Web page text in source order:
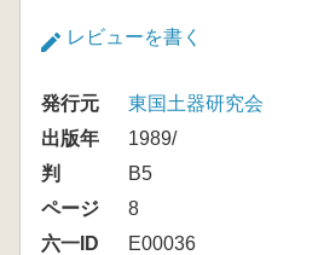
レビューを書く
発行元
東国土器研究会
出版年
1989/
判
B5
ページ
8
六一ID
E00036